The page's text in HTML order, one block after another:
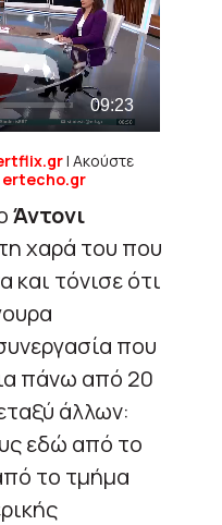
| Ακούστε
ertecho.gr
Άντονι
χαρά του που
και τόνισε ότι
που
πάνω από 20
άλλων:
εδώ από το
το τμήμα